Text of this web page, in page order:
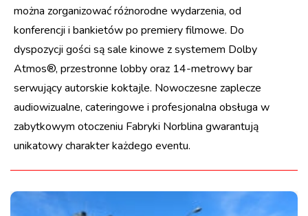
można zorganizować różnorodne wydarzenia, od
konferencji i bankietów po premiery filmowe. Do
dyspozycji gości są sale kinowe z systemem Dolby
Atmos®, przestronne lobby oraz 14-metrowy bar
serwujący autorskie koktajle. Nowoczesne zaplecze
audiowizualne, cateringowe i profesjonalna obsługa w
zabytkowym otoczeniu Fabryki Norblina gwarantują
unikatowy charakter każdego eventu.